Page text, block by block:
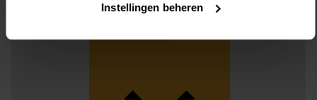
Instellingen beheren